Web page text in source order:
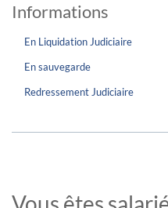
Informations
En Liquidation Judiciaire
En sauvegarde
Redressement Judiciaire